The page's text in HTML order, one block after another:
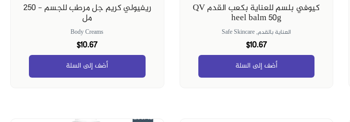
كيوفي بلسم للعناية بكعب القدم QV
heel balm 50g
العناية بالقدم,Safe Skincare
$10.67
أضف إلى السلة
ريفيولي كريم جل مرطب للجسم - 250
مل
Body Creams
$10.67
أضف إلى السلة